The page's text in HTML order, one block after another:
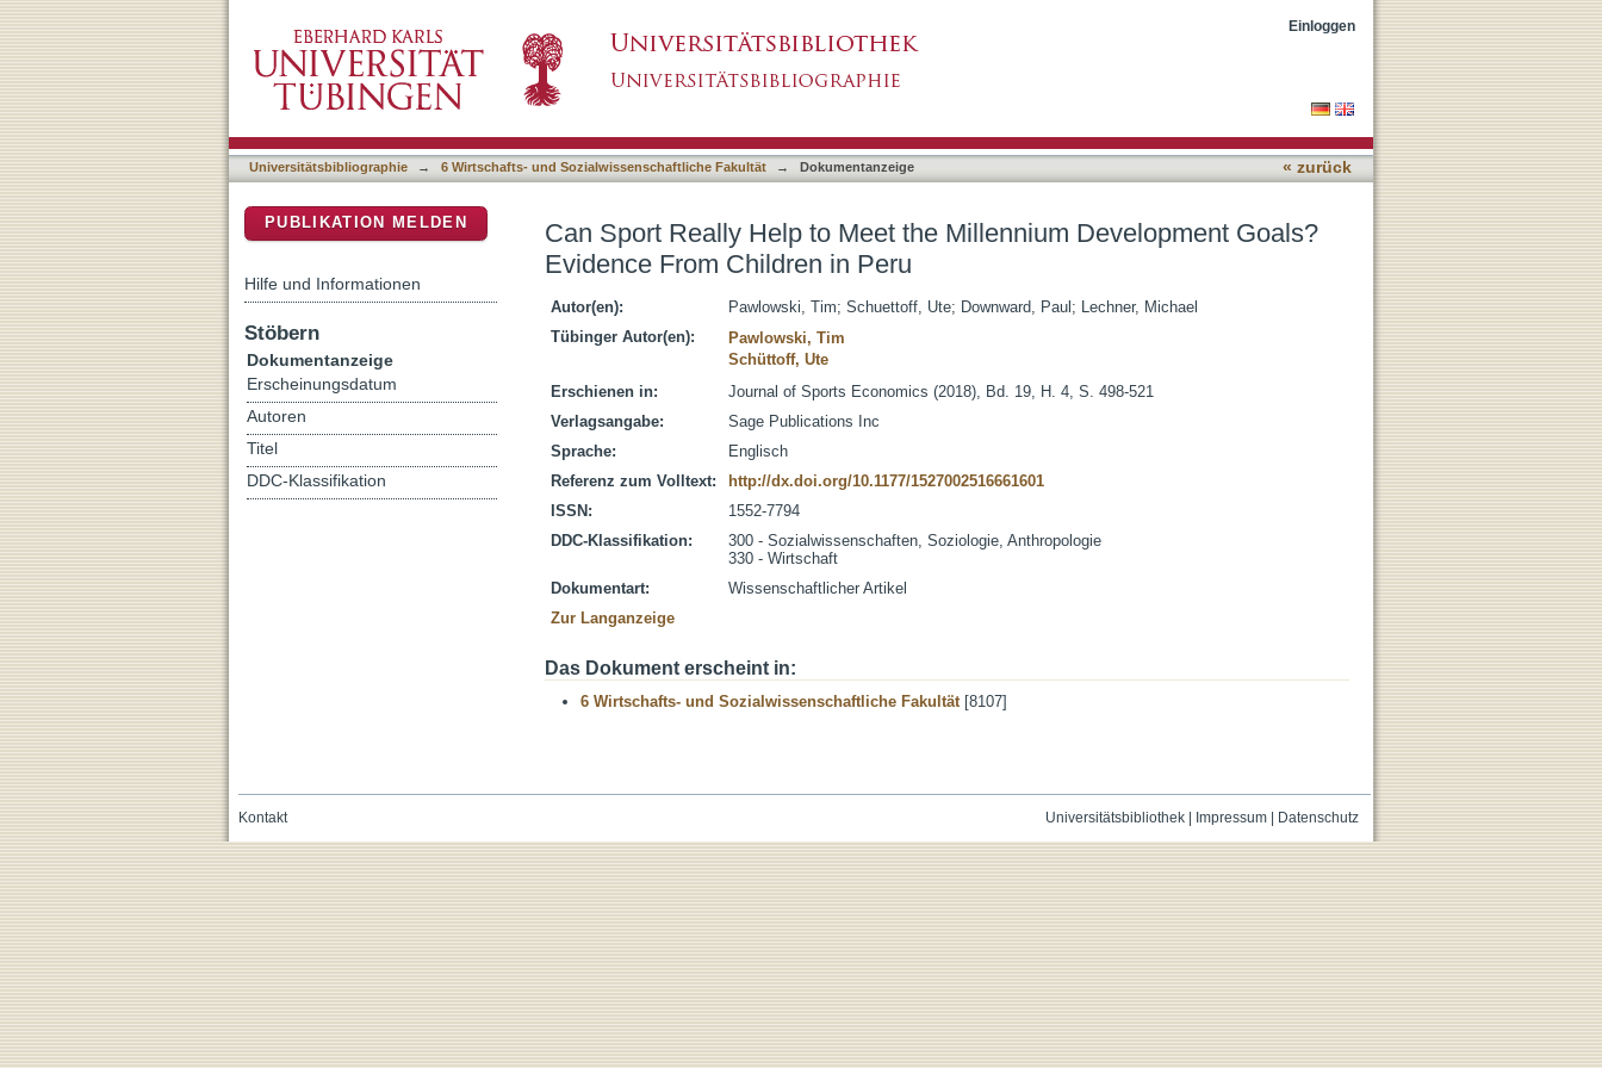
Can Sport Really Help to Meet the Millennium Development Goals? Evidence From Children in
Peru
Einloggen
Universitätsbibliographie → 6 Wirtschafts- und Sozialwissenschaftliche Fakultät → Dokumentanzeige « zurück
Can Sport Really Help to Meet the Millennium Development Goals?
Evidence From Children in Peru
Autor(en): Pawlowski, Tim; Schuettoff, Ute; Downward, Paul ; Lechner, Michael
Tübinger Autor(en):
Pawlowski, Tim
Schüttoff, Ute
Erschienen in:
Journal of Sports Economics (2018), Bd. 19, H. 4, S. 498-521
Verlagsangabe:
Sage Publications Inc
Sprache:
Englisch
Referenz zum Volltext:
http://dx.doi.org/10.1177/1527002516661601
ISSN:
1552-7794
DDC-Klassifikation:
300 - Sozialwissenschaften, Soziologie, Anthropologie
330 - Wirtschaft
Dokumentart:
Wissenschaftlicher Artikel
Zur Langanzeige
Das Dokument erscheint in:
6 Wirtschafts- und Sozialwissenschaftliche Fakultät[8107]
PUBLIKATION MELDEN
Hilfe und Informationen
Stöbern
Dokumentanzeige
Erscheinungsdatum
Autoren
Titel
DDC-Klassifikation
Universitätsbibliothek| Impressum| Datenschutz
Kontakt